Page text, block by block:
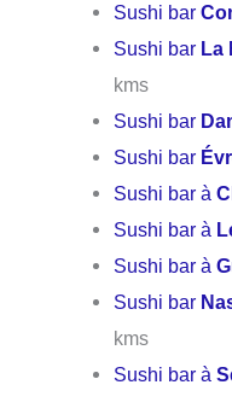
Sushi bar
Sushi bar La
kms
Sushi bar
Sushi bar
Sushi bar à
Sushi bar à
Sushi bar à
Sushi bar
kms
Sushi bar à